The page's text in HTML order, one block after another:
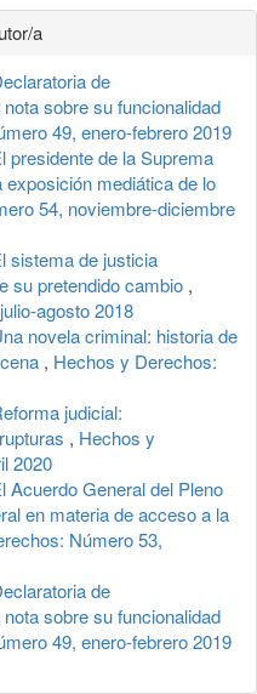
a
de
sobre su funcionalidad
49, enero-febrero 2019
presidente de la Suprema
mediática de lo
54, noviembre-diciembre
sistema de justicia
su pretendido cambio ,
agosto 2018
novela criminal: historia de
, Hechos y Derechos:
judicial:
, Hechos y
2020
Acuerdo General del Pleno
en materia de acceso a la
Número 53,
de
sobre su funcionalidad
49, enero-febrero 2019